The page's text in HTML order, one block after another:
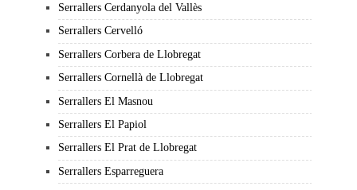
Serrallers Cerdanyola del Vallès
Serrallers Cervelló
Serrallers Corbera de Llobregat
Serrallers Cornellà de Llobregat
Serrallers El Masnou
Serrallers El Papiol
Serrallers El Prat de Llobregat
Serrallers Esparreguera